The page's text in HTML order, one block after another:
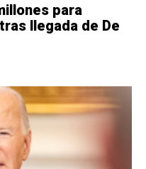
para
llegada de De